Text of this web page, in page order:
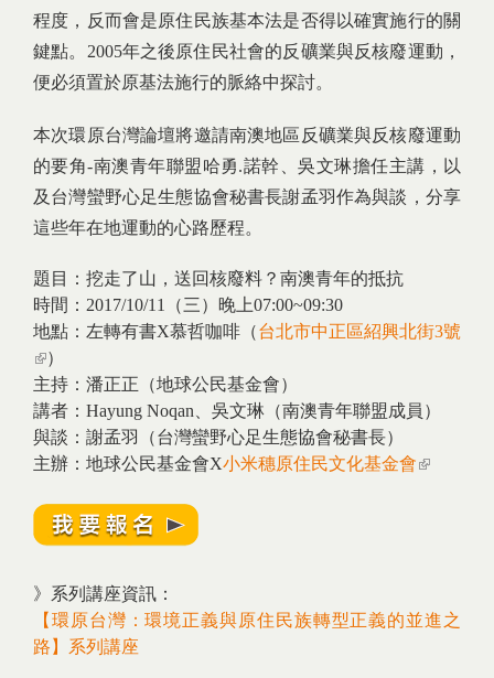
程度，反而會是原住民族基本法是否得以確實施行的關
鍵點。2005年之後原住民社會的反礦業與反核廢運動，
便必須置於原基法施行的脈絡中探討。
本次環原台灣論壇將邀請南澳地區反礦業與反核廢運動
的要角-南澳青年聯盟哈勇.諾幹、吳文琳擔任主講，以
及台灣蠻野心足生態協會秘書長謝孟羽作為與談，分享
這些年在地運動的心路歷程。
題目：挖走了山，送回核廢料？南澳青年的抵抗
時間：2017/10/11（三）晚上07:00~09:30
地點：左轉有書X慕哲咖啡（台北市中正區紹興北街3號
(link is external)
）
主持：潘正正（地球公民基金會）
講者：Hayung Noqan、吳文琳（南澳青年聯盟成員）
與談：謝孟羽（台灣蠻野心足生態協會秘書長）
主辦：地球公民基金會X小米穗原住民文化基金會(link is
》系列講座資訊：
【環原台灣：環境正義與原住民族轉型正義的並進之
路】系列講座